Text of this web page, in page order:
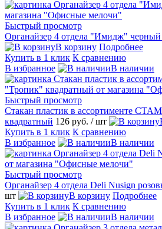
Быстрый просмотр
Органайзер 4 отдела "Имидж"
В корзину Подробнее
Купить в 1 клик К сравнению
В избранное
В наличии
Быстрый просмотр
Стакан пластик в ассортименте
квадратный 126 руб. / шт
Купить в 1 клик К сравнению
В избранное
В наличии
Быстрый просмотр
Органайзер 4 отдела Deli Nusign
шт
В корзину Подробнее
Купить в 1 клик К сравнению
В избранное
В наличии